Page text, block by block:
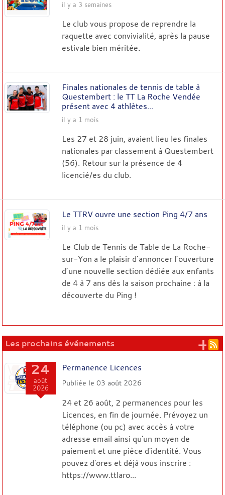
il y a 3 semaines
Le club vous propose de reprendre la
raquette avec convivialité, après la pause
estivale bien méritée.
Finales nationales de tennis de table à
Questembert : le TT La Roche Vendée
présent avec 4 athlètes...
il y a 1 mois
Les 27 et 28 juin, avaient lieu les finales
nationales par classement à Questembert
(56). Retour sur la présence de 4
licencié/es du club.
Le TTRV ouvre une section Ping 4/7 ans
il y a 1 mois
Le Club de Tennis de Table de La Roche-
sur-Yon a le plaisir d’annoncer l’ouverture
d’une nouvelle section dédiée aux enfants
de 4 à 7 ans dès la saison prochaine : à la
découverte du Ping !
Les prochains événements
24
août
2026
Permanence Licences
Publiée le 03 août 2026
24 et 26 août, 2 permanences pour les
Licences, en fin de journée. Prévoyez un
téléphone (ou pc) avec accès à votre
adresse email ainsi qu'un moyen de
paiement et une pièce d'identité. Vous
pouvez d'ores et déjà vous inscrire :
https://www.ttlaro...
+